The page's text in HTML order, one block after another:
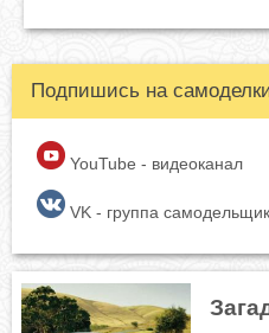
Подпишись на
YouTube - видеоканал
VK - группа